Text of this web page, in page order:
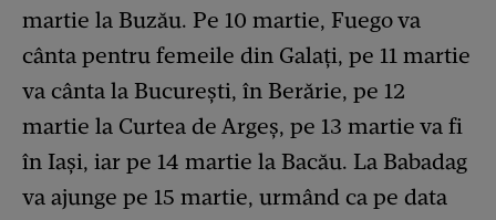
martie la Buzău. Pe 10 martie, Fuego va
cânta pentru femeile din Galați, pe 11 martie
va cânta la București, în Berărie, pe 12
martie la Curtea de Argeș, pe 13 martie va fi
în Iași, iar pe 14 martie la Bacău. La Babadag
va ajunge pe 15 martie, urmând ca pe data